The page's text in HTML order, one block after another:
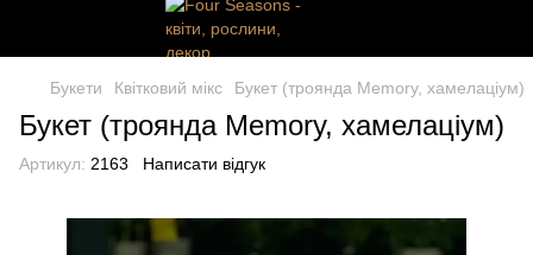
Букети Квітковий мікс Букет (троянда Memory, хамелаціум)
Букет (троянда Memory, хамелаціум)
Артикул: 2163 Написати відгук